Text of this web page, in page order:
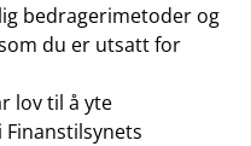
bedragerimetoder og
du er utsatt for
lov til å yte
Finanstilsynets